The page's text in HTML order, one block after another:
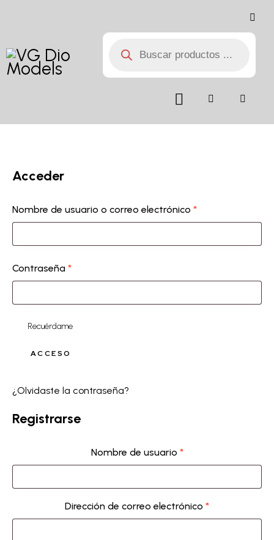
Acceder
Nombre de usuario o correo electrónico *
Contraseña *
Recuérdame
ACCESO
¿Olvidaste la contraseña?
Registrarse
Nombre de usuario *
Dirección de correo electrónico *